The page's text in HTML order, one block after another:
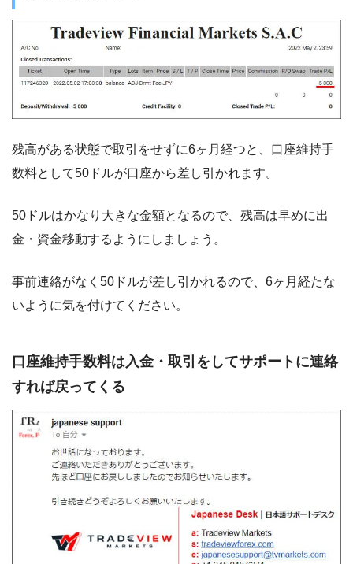
残高がある状態で取引をせずに6ヶ月経つと、口座維持手
数料として50ドルが口座から差し引かれます。
50ドルはかなり大きな金額となるので、残高は早めに出
金・資金移動するようにしましょう。
事前連絡がなく50ドルが差し引かれるので、6ヶ月経たな
いように気を付けてください。
口座維持手数料は入金・取引をしてサポートに連絡
すれば戻ってくる